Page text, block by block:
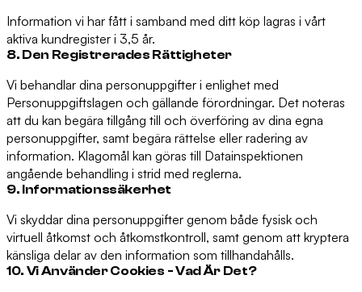
Information vi har fått i samband med ditt köp lagras i vårt
aktiva kundregister i 3,5 år.
8. Den Registrerades Rättigheter
Vi behandlar dina personuppgifter i enlighet med
Personuppgiftslagen och gällande förordningar. Det noteras
att du kan begära tillgång till och överföring av dina egna
personuppgifter, samt begära rättelse eller radering av
information. Klagomål kan göras till Datainspektionen
angående behandling i strid med reglerna.
9. Informationssäkerhet
Vi skyddar dina personuppgifter genom både fysisk och
virtuell åtkomst och åtkomstkontroll, samt genom att kryptera
känsliga delar av den information som tillhandahålls.
10. Vi Använder Cookies - Vad Är Det?